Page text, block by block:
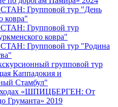
Групповой тур "День
ковра"
Групповой тур
ковра"
Групповой тур "Родина
групповой тур
Каппадокия и
Стамбул"
«ШПИЦБЕРГЕН: От
Груманта» 2019